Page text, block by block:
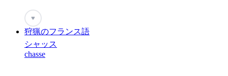
♥
狩猟のフランス語
シャッス
chasse